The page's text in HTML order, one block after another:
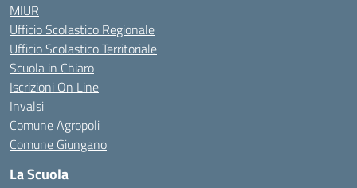
MIUR
Ufficio Scolastico Regionale
Ufficio Scolastico Territoriale
Scuola in Chiaro
Iscrizioni On Line
Invalsi
Comune Agropoli
Comune Giungano
La Scuola